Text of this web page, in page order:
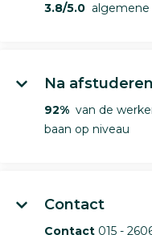
3.8/5.0
Na afstuderen
92% van de
baan op niveau
Contact
Contact 015 -